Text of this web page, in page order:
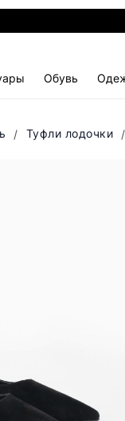
Обувь
Туфли лодочки